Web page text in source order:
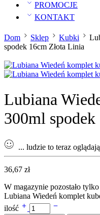
PROMOCJE
KONTAKT
Dom Sklep Kubki
spodek 16cm Złota Linia
Lubiana
300ml
... ludzie to teraz oglądają
36,67 zł
W magazynie pozostało tylko
Lubiana Wiedeń komplet
ilość